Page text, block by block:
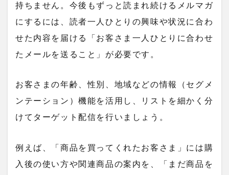
持ちません。今後もずっと読まれ続けるメルマガ
にするには、読者一人ひとりの興味や状況に合わ
せた内容を届ける「お客さま一人ひとりに合わせ
たメールを送ること」が必要です。
お客さまの年齢、性別、地域などの情報（セグメ
ンテーション）機能を活用し、リストを細かく分
けてターゲット配信を行いましょう。
例えば、「商品を買ってくれたお客さま」には購
入後の使い方や関連商品の案内を、「まだ商品を